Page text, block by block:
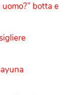
botta e